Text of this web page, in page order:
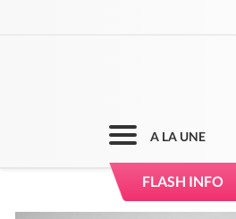
A LA UNE
FLASH INFO